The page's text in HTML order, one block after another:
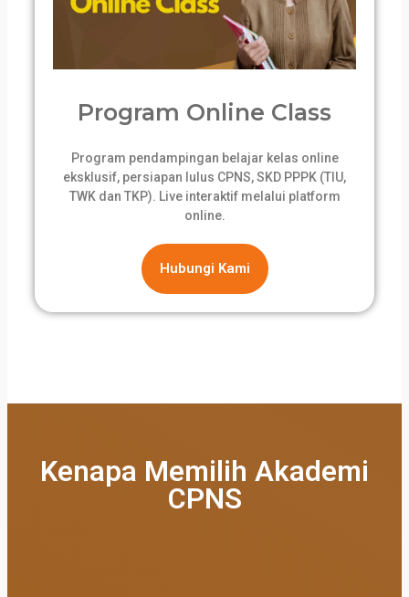
Program Online Class
Program pendampingan belajar kelas online
eksklusif, persiapan lulus CPNS, SKD PPPK (TIU,
TWK dan TKP). Live interaktif melalui platform
online.
Hubungi Kami
Kenapa Memilih Akademi
CPNS